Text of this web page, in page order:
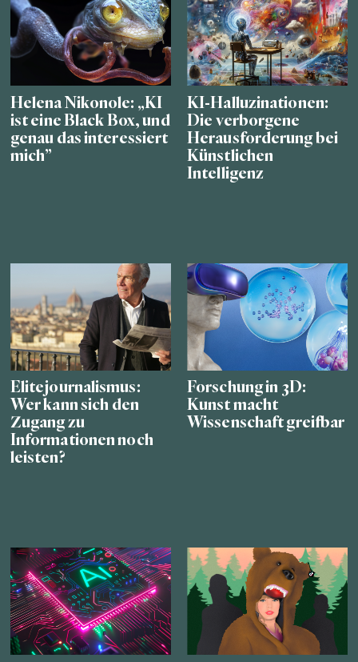
Helena Nikonole: „KI
ist eine Black Box, und
genau das interessiert
mich”
KI-Halluzinationen:
Die verborgene
Herausforderung bei
Künstlichen
Intelligenz
Elitejournalismus:
Wer kann sich den
Zugang zu
Informationen noch
leisten?
Forschung in 3D:
Kunst macht
Wissenschaft greifbar